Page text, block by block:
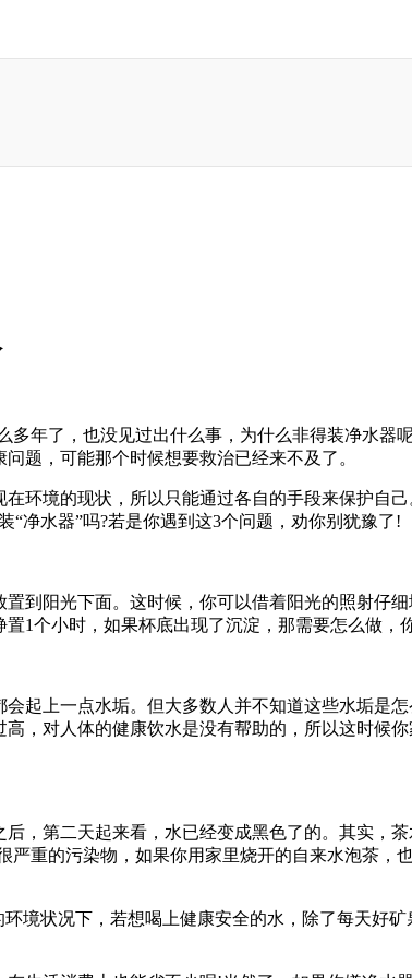
多年了，也没见过出什么事，为什么非得装净水器
题，可能那个时候想要救治已经来不及了。
境的现状，所以只能通过各自的手段来保护自
净水器”吗?若是你遇到这3个问题，劝你别犹豫了!
阳光下面。这时候，你可以借着阳光的照射仔细
1个小时，如果杯底出现了沉淀，那需要怎么做，
上一点水垢。但大多数人并不知道这些水垢是
，对人体的健康饮水是没有帮助的，所以这时候
第二天起来看，水已经变成黑色了的。其实，茶
重的污染物，如果你用家里烧开的自来水泡茶，
状况下，若想喝上健康安全的水，除了每天好矿